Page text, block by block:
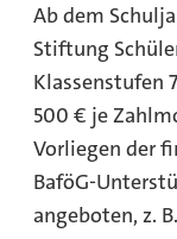
Ab dem
Stiftung
Klassenstufen
500 € je
Vorliegen der
BaföG-
angeboten, z. B.